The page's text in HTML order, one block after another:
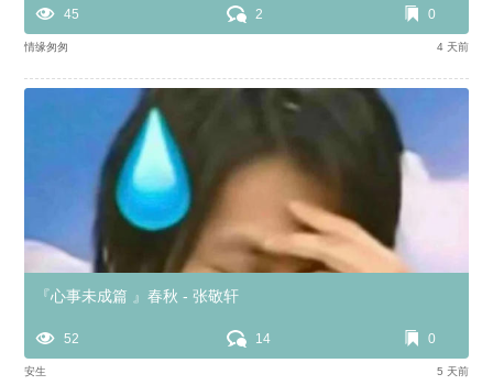
45 2 0
情缘匆匆 4 天前
『心事未成篇 』春秋 - 张敬轩
52 14 0
安生 5 天前